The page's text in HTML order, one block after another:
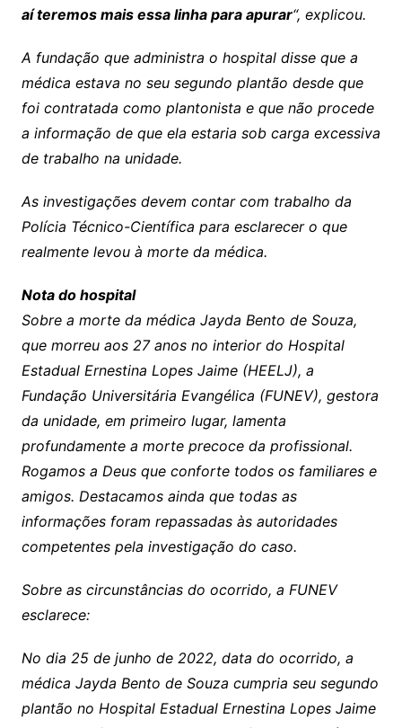
aí teremos mais essa linha para apurar“, explicou.
A fundação que administra o hospital disse que a
médica estava no seu segundo plantão desde que
foi contratada como plantonista e que não procede
a informação de que ela estaria sob carga excessiva
de trabalho na unidade.
As investigações devem contar com trabalho da
Polícia Técnico-Científica para esclarecer o que
realmente levou à morte da médica.
Nota do hospital
Sobre a morte da médica Jayda Bento de Souza,
que morreu aos 27 anos no interior do Hospital
Estadual Ernestina Lopes Jaime (HEELJ), a
Fundação Universitária Evangélica (FUNEV), gestora
da unidade, em primeiro lugar, lamenta
profundamente a morte precoce da profissional.
Rogamos a Deus que conforte todos os familiares e
amigos. Destacamos ainda que todas as
informações foram repassadas às autoridades
competentes pela investigação do caso.
Sobre as circunstâncias do ocorrido, a FUNEV
esclarece:
No dia 25 de junho de 2022, data do ocorrido, a
médica Jayda Bento de Souza cumpria seu segundo
plantão no Hospital Estadual Ernestina Lopes Jaime